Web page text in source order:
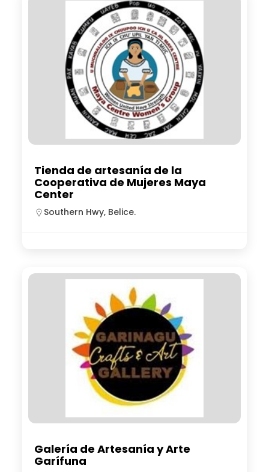
Tienda de artesanía de la
Cooperativa de Mujeres Maya
Center
Southern Hwy, Belice.
Galería de Artesanía y Arte
Garífuna